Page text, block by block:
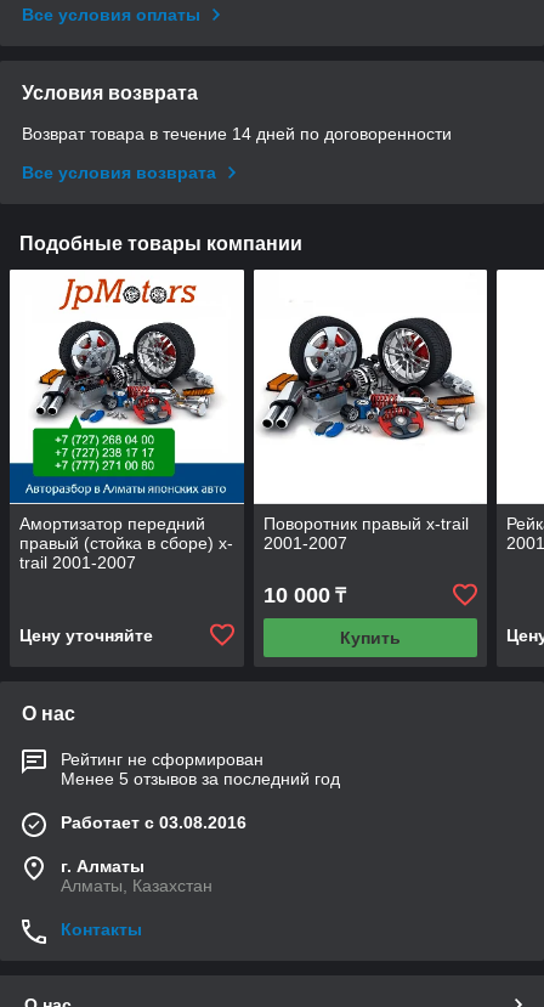
Все условия оплаты
Условия возврата
Возврат товара в течение 14 дней по договоренности
Все условия возврата
Подобные товары компании
Амортизатор передний
правый (стойка в сборе) x-
trail 2001-2007
Цену уточняйте
Поворотник правый x-trail
2001-2007
10 000₸
Купить
О нас
Рейтинг не сформирован
Менее 5 отзывов за последний год
Работает с 03.08.2016
г. Алматы
Алматы, Казахстан
Контакты